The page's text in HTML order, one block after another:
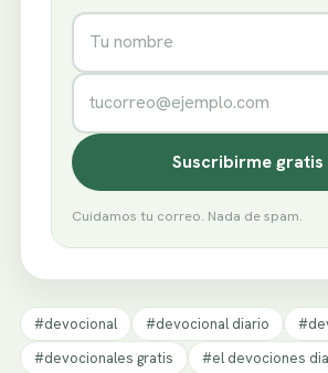
Nombre
Correo electrónico
Suscribirme gratis
Cuidamos tu correo. Nada de spam.
#devocional #devocional diario
#devocionales gratis
#el devociones